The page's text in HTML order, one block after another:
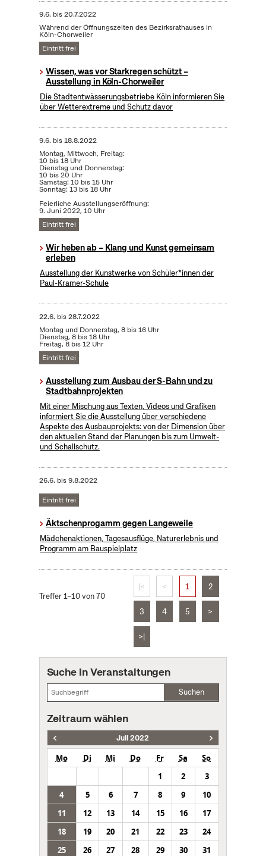
9.6. bis20.7.2022
Während der Öffnungszeiten des Bezirksrathauses in
Köln-Chorweiler
Eintritt frei
Wissen, was vor Starkregen schützt –
Ausstellung in Köln-Chorweiler
Die Stadtentwässerungsbetriebe Köln informieren Sie
über Wetterextreme und Schutz davor
9.6. bis18.8.2022
Montag, Mittwoch, Freitag:
10 bis 18 Uhr
Dienstag und Donnerstag:
10 bis 20 Uhr
Samstag: 10 bis 15 Uhr
Sonntag: 13 bis 18 Uhr
Feierliche Ausstellungseröffnung:
9. Juni 2022, 10 Uhr
Eintritt frei
Wir heben ab – Klang und Kunst gemeinsam
erleben
Ausstellung der Kunstwerke von Schüler*innen der
Paul-Kramer-Schule
22.6. bis28.7.2022
Montag und Donnerstag, 8 bis 16 Uhr
Dienstag, 8 bis 18 Uhr
Freitag, 8 bis 12 Uhr
Eintritt frei
Ausstellung zum Ausbau der S-Bahn und zu
Stadtbahnprojekten
Mit einer Mischung aus Texten, Videos und Grafiken
informiert Sie die Ausstellung über verschiedene
Aspekte des Ausbauprojekts: von der Dimension über
den aktuellen Stand der Planungen bis zum Umwelt-
und Schallschutz.
26.6. bis9.8.2022
Eintritt frei
Äktschenprogamm gegen Langeweile
Mädchenaktionen, Tagesausflüge, Naturerlebnis und
Programm am Bauspielplatz
Treffer 1–10 von 70
|< < 1 2
3 4 5 >
>|
Suche in Veranstaltungen
Suchen
Zeitraum wählen
Juli 2022
Mo Di Mi Do Fr Sa
So
1
2
3
4
5 6 7 8 9
10
11
12 13 14 15 16
17
18
19 20 21 22 23
24
25
26 27 28 29 30 31